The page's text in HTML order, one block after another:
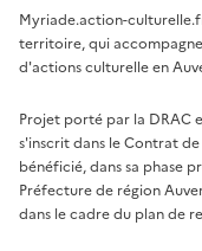
Myriade.action-
territoire, qui
d'actions culturelle en
Projet porté par la DRAC
s'inscrit dans le Contrat
bénéficié, dans sa phase
Préfecture de région
dans le cadre du plan de